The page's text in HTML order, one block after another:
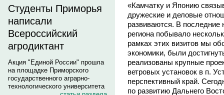
Студенты Приморья
написали
Всероссийский
агродиктант
Акция "Единой России" прошла
на площадке Приморского
государственного аграрно-
технологического университета
«Камчатку и Японию
дружеские и деловые
развиваются. В последние
региона побывало
рамках этих визитов мы
экономики, были
реализованы крупные
ветровых установок в п.
перспективный край.
по развитию Дальнего